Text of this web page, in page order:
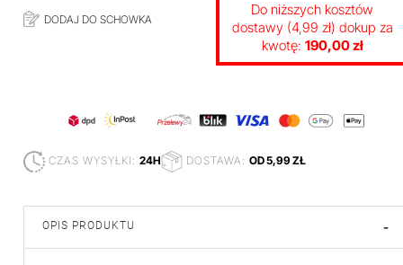
DODAJ DO SCHOWKA
Do niższych kosztów
dostawy (4,99 zł) dokup za
kwotę: 190,00 zł
CZAS WYSYŁKI: 24H DOSTAWA: OD 5,99 ZŁ
OPIS PRODUKTU -